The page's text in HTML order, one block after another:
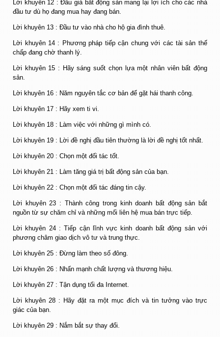
Lời khuyên 12 : Đấu giá bất động sản mang lại lợi ích cho các nhà
đầu tư dù họ đang mua hay đang bán.
Lời khuyên 13 : Đầu tư vào nhà cho hộ gia đình thuê.
Lời khuyên 14 : Phương pháp tiếp cận chung với các tài sản thế
chấp đang chờ thanh lý.
Lời khuyên 15 : Hãy sáng suốt chọn lựa một nhân viên bất động
sản.
Lời khuyên 16 : Năm nguyên tắc cơ bản để gặt hái thanh công.
Lời khuyên 17 : Hãy xem ti vi.
Lời khuyên 18 : Làm việc với những gì mình có.
Lời khuyên 19 : Lời đề nghị đầu tiên thường là lời đề nghị tốt nhất.
Lời khuyên 20 : Chọn một đối tác tốt.
Lời khuyên 21 : Làm tăng giá trị bất động sản của bạn.
Lời khuyên 22 : Chọn một đối tác đáng tin cậy.
Lời khuyên 23 : Thành công trong kinh doanh bất động sản bắt
nguồn từ sự chăm chỉ và những mối liên hệ mua bán trực tiếp.
Lời khuyên 24 : Tiếp cận lĩnh vực kinh doanh bất động sản với
phương châm giao dịch vô tư và trung thực.
Lời khuyên 25 : Đừng làm theo số đông.
Lời khuyên 26 : Nhấn mạnh chất lượng và thương hiệu.
Lời khuyên 27 : Tận dụng tối đa Internet.
Lời khuyên 28 : Hãy đặt ra một mục đích và tin tưởng vào trực
giác của bạn.
Lời khuyên 29 : Nắm bắt sự thay đổi.